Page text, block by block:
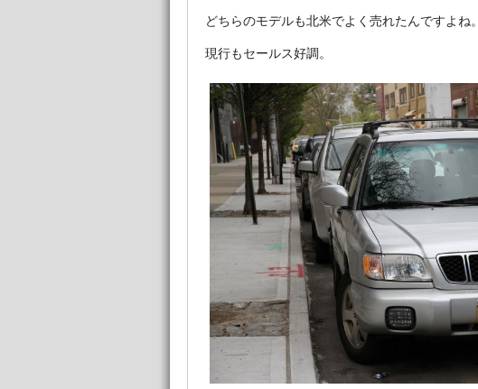
どちらのモデルも北米でよく売れたんですよね。
現行もセールス好調。